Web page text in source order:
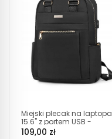
Miejski plecak na laptopa
15.6" z portem USB -
Czarny (T111)
109,00 zł